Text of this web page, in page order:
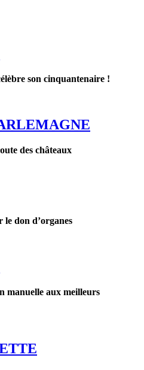
son cinquantenaire !
des châteaux
don d’organes
manuelle aux meilleurs